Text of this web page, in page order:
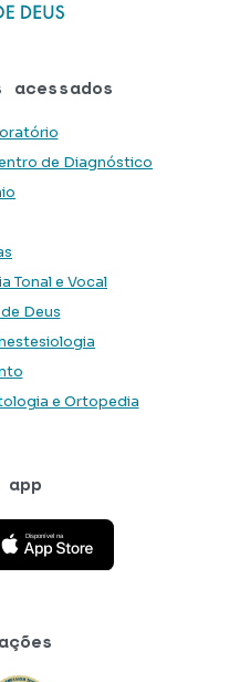
acessados
de Diagnóstico
Tonal e Vocal
Deus
e Ortopedia
Play Store
o aplicativo na App Store